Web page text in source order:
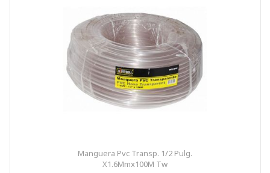
Manguera Pvc Transp. 1/2 Pulg.
X1.6Mmx100M Tw